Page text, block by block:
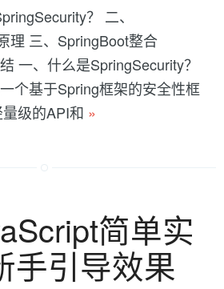
？ 二、
理 三、SpringBoot整合
一、什么是SpringSecurity？
个基于Spring框架的安全性框
级的API和 »
简单实
手引导效果